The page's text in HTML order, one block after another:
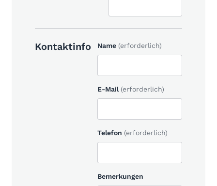
Kontaktinfo Name (erforderlich)
E-Mail (erforderlich)
Telefon (erforderlich)
Bemerkungen